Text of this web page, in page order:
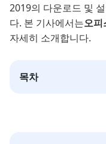
2019의 다운로드 및
다. 본 기사에서는오피
자세히 소개합니다.
목차